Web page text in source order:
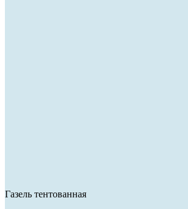
Газель тентованная